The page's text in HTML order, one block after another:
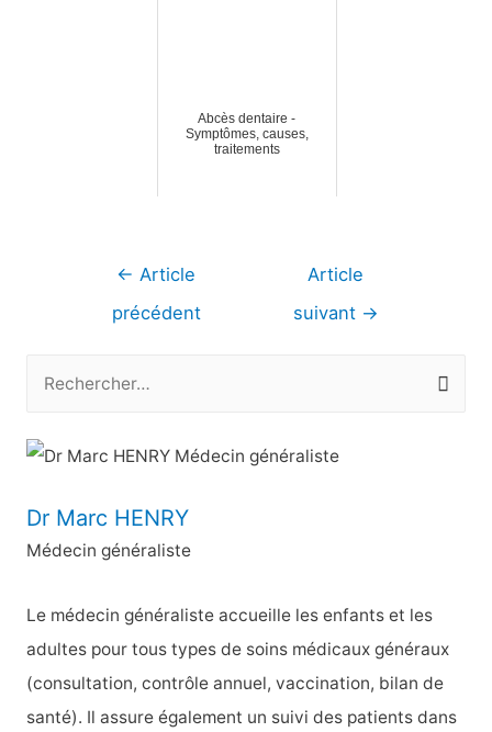
Abcès dentaire -
Symptômes, causes,
traitements
Navigation
← Article
précédent
Article
suivant →
c
e
r
h
e
r
Dr Marc HENRY
Médecin généraliste
Le médecin généraliste accueille les enfants et les
adultes pour tous types de soins médicaux généraux
(consultation, contrôle annuel, vaccination, bilan de
santé). Il assure également un suivi des patients dans